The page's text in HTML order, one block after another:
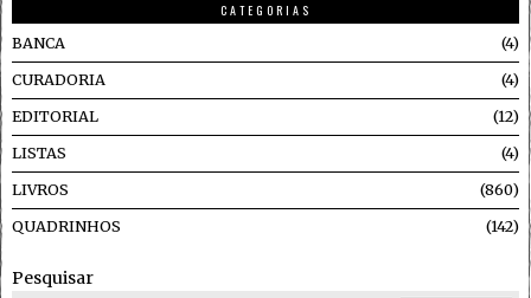
CATEGORIAS
BANCA
4
CURADORIA 4
EDITORIAL 12
LISTAS 4
LIVROS 860
QUADRINHOS 142
Pesquisar